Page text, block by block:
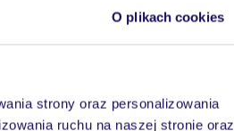
O plikach cookies
strony oraz personalizowania
ruchu na naszej stronie oraz
24/7
krajach